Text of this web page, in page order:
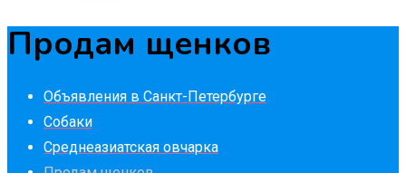
Продам щенков
Объявления в Санкт-Петербурге
Собаки
Среднеазиатская овчарка